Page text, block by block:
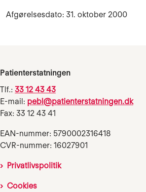
Afgørelsesdato: 31. oktober 2000
Patienterstatningen
Tlf.: 33 12 43 43
E-mail: pebl@patienterstatningen.dk
Fax: 33 12 43 41
EAN-nummer: 5790002316418
CVR-nummer: 16027901
Privatlivspolitik
Cookies